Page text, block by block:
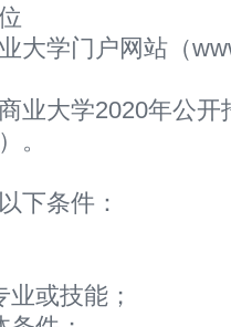
大学门户网站（
业大学2020年公
。
下条件：
或技能；